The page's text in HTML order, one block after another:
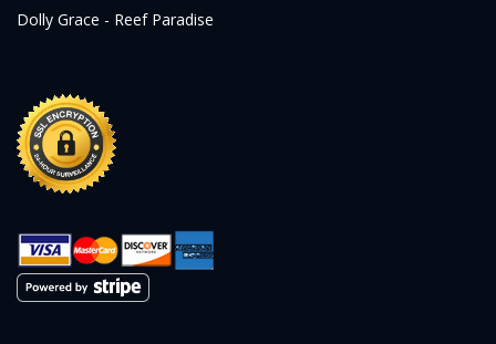
Dolly Grace - Reef Paradise